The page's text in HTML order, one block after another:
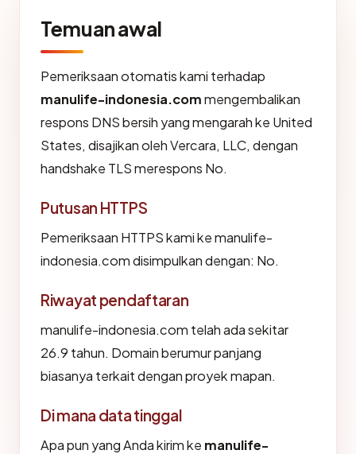
Temuan awal
Pemeriksaan otomatis kami terhadap
manulife-indonesia.commengembalikan
respons DNS bersih yang mengarah ke United
States, disajikan oleh Vercara, LLC, dengan
handshake TLS merespons No.
Putusan HTTPS
Pemeriksaan HTTPS kami ke manulife-
indonesia.com disimpulkan dengan: No.
Riwayat pendaftaran
manulife-indonesia.com telah ada sekitar
26.9 tahun. Domain berumur panjang
biasanya terkait dengan proyek mapan.
Di mana data tinggal
Apa pun yang Anda kirim ke manulife-